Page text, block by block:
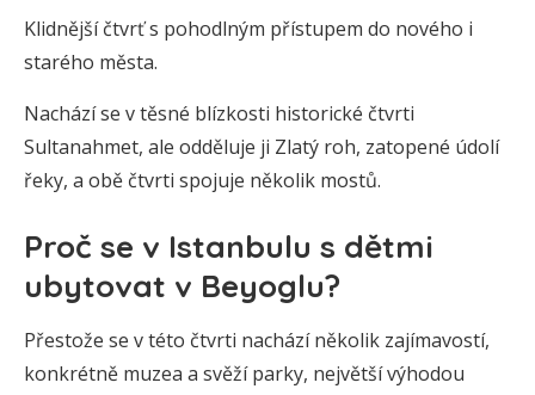
Klidnější čtvrť s pohodlným přístupem do nového i
starého města.
Nachází se v těsné blízkosti historické čtvrti
Sultanahmet, ale odděluje ji Zlatý roh, zatopené údolí
řeky, a obě čtvrti spojuje několik mostů.
Proč se v Istanbulu s dětmi
ubytovat v Beyoglu?
Přestože se v této čtvrti nachází několik zajímavostí,
konkrétně muzea a svěží parky, největší výhodou